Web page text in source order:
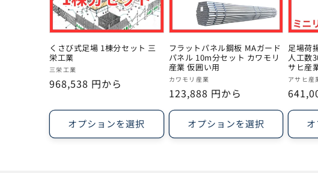
くさび式足場 1棟分セット 三
栄工業
販
売
三栄工業
通
価
968,538 円から
オプションを選択
フラットパネル鋼板 MAガード
パネル 10m分セット カワモリ
産業 仮囲い用
販
売
元:
カワモリ産業
通
常
価
格
123,888 円から
オプションを選択
足場荷
人工数
サヒ産
販
売
元:
アサヒ産
通
常
価
格